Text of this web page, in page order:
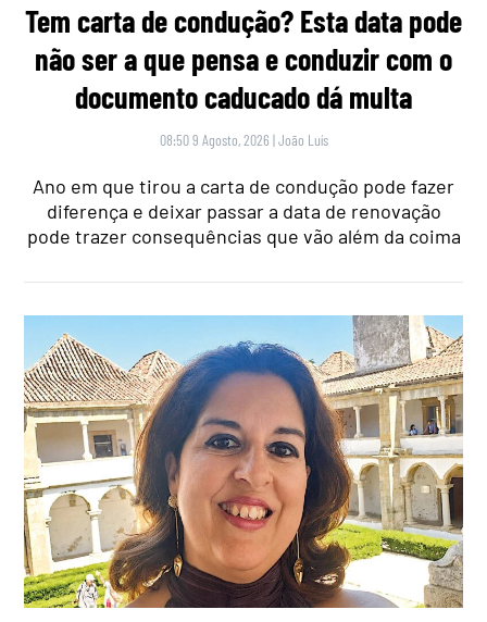
Tem carta de condução? Esta data pode
não ser a que pensa e conduzir com o
documento caducado dá multa
08:50 9 Agosto, 2026 |João Luís
Ano em que tirou a carta de condução pode fazer
diferença e deixar passar a data de renovação
pode trazer consequências que vão além da coima